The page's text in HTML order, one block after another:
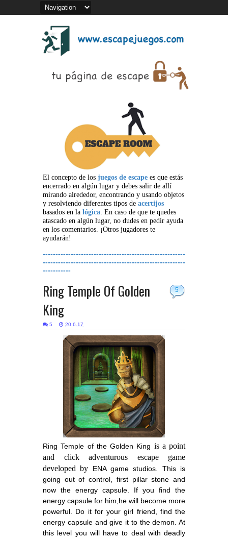
El concepto de los juegos de escape es que estás
encerrado en algún lugar y debes salir de allí
mirando alrededor, encontrando y usando objetos
y resolviendo diferentes tipos de acertijos
basados en la lógica. En caso de que te quedes
atascado en algún lugar, no dudes en pedir ayuda
en los comentarios. ¡Otros jugadores te
ayudarán!
--------------------------------------------------------
--------------------------------------------------------
-----------
5
Ring Temple Of Golden
King
5 20.6.17
Ring Temple of the Golden King is a point
and click adventurous escape game
developed by
ENA game studios. This is
going out of control, first pillar stone and
now the energy capsule. If you find the
energy capsule for him,he will become more
powerful. Do it for your girl friend, find the
energy capsule and give it to the demon. At
this level you will have to deal with deadly